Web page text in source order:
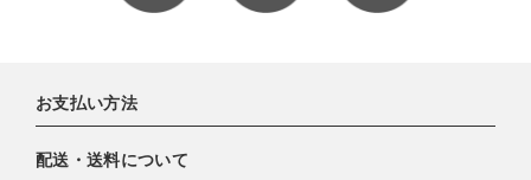
お支払い方法
下記お支払い方法よりお選びいただけます。
配送・送料について